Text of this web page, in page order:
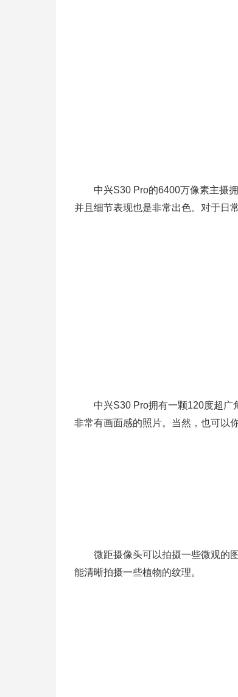
中兴S30 Pro的6400万像素主摄拥
并且细节表现也是非常出色。对于日
中兴S30 Pro拥有一颗120度超广角
非常有画面感的照片。当然，也可以
微距摄像头可以拍摄一些微观的图
能清晰拍摄一些植物的纹理。